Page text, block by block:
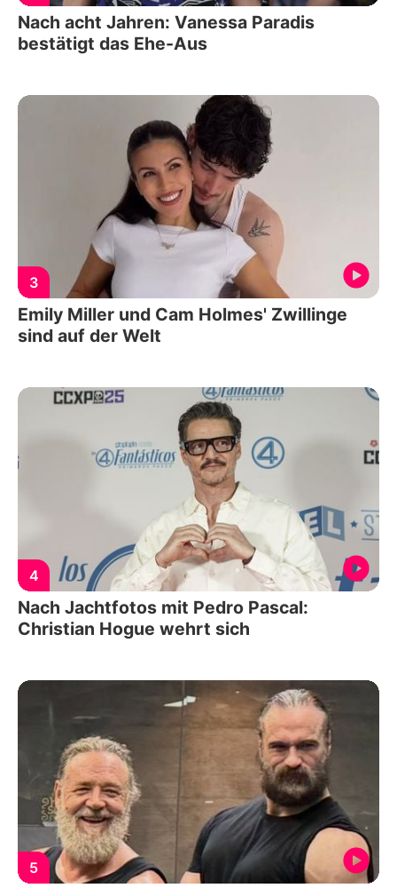
Nach acht Jahren: Vanessa Paradis
bestätigt das Ehe-Aus
3
Emily Miller und Cam Holmes' Zwillinge
sind auf der Welt
4
Nach Jachtfotos mit Pedro Pascal:
Christian Hogue wehrt sich
5